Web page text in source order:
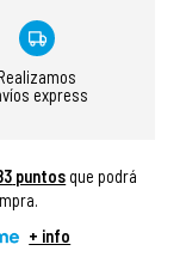
express
puntos que podrá
+ info